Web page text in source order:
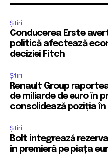
Știri
Conducerea Erste
politică afectează
deciziei Fitch
Știri
Renault Group
de miliarde de euro în
consolidează poziția în
Știri
Bolt integrează
în premieră pe piața